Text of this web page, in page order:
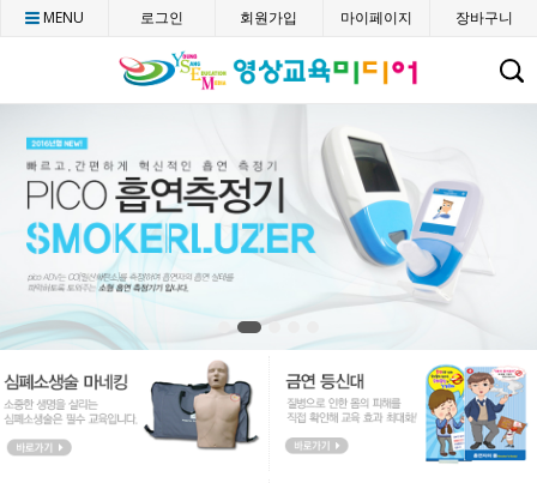
CMENU 로그인 회원가입 마이페이지 장바구니